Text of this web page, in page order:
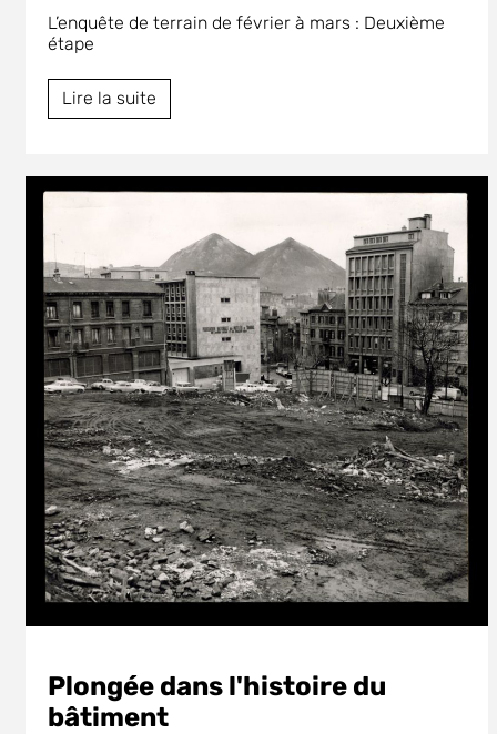
L’enquête de terrain de février à mars : Deuxième
étape
Lire la suite
Plongée dans l'histoire du
bâtiment